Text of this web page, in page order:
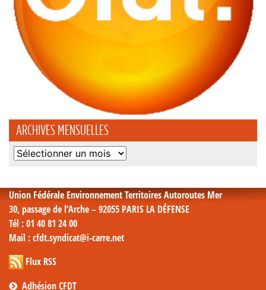
ARCHIVES MENSUELLES
Archives
Union Fédérale Environnement Territoires Autoroutes Mer
30, passage de l’Arche – 92055 PARIS LA DÉFENSE
Tél : 01 40 81 24 00
Mail : cfdt.syndicat@i-carre.net
Flux RSS
Adhésion CFDT